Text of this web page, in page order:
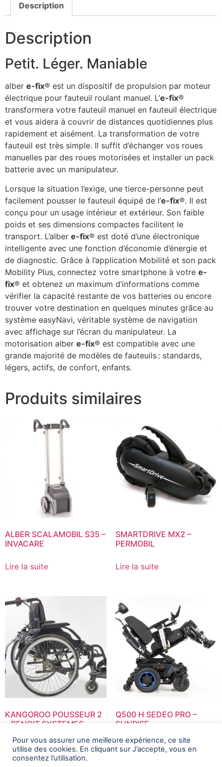
Description
Description
Petit. Léger. Maniable
alber e-fix® est un dispositif de propulsion par moteur
électrique pour fauteuil roulant manuel. L’e-fix®
transformera votre fauteuil manuel en fauteuil électrique
et vous aidera à couvrir de distances quotidiennes plus
rapidement et aisément. La transformation de votre
fauteuil est très simple. Il suffit d’échanger vos roues
manuelles par des roues motorisées et installer un pack
batterie avec un manipulateur.
Lorsque la situation l’exige, une tierce-personne peut
facilement pousser le fauteuil équipé de l’e-fix®. Il est
conçu pour un usage intérieur et extérieur. Son faible
poids et ses dimensions compactes facilitent le
transport. L’alber e-fix® est doté d’une électronique
intelligente avec une fonction d’économie d’énergie et
de diagnostic. Grâce à l’application Mobilité et son pack
Mobility Plus, connectez votre smartphone à votre e-
fix® et obtenez un maximum d’informations comme
vérifier la capacité restante de vos batteries ou encore
trouver votre destination en quelques minutes grâce au
système easyNavi, véritable système de navigation
avec affichage sur l’écran du manipulateur. La
motorisation alber e-fix® est compatible avec une
grande majorité de modèles de fauteuils : standards,
légers, actifs, de confort, enfants.
Produits similaires
ALBER SCALAMOBIL S35 –
INVACARE
Lire la suite
SMARTDRIVE MX2 –
PERMOBIL
Lire la suite
KANGOROO POUSSEUR 2
– BENOIT SYSTEMES
Lire la suite
Q500 H SEDEO PRO –
SUNRISE
Lire la suite
Pour vous assurer une meilleure expérience, ce site
utilise des cookies. En cliquant sur J’accepte, vous en
consentez l’utilisation.